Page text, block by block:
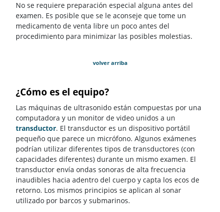
No se requiere preparación especial alguna antes del
examen. Es posible que se le aconseje que tome un
medicamento de venta libre un poco antes del
procedimiento para minimizar las posibles molestias.
volver arriba
¿Cómo es el equipo?
Las máquinas de ultrasonido están compuestas por una
computadora y un monitor de video unidos a un
transductor. El transductor es un dispositivo portátil
pequeño que parece un micrófono. Algunos exámenes
podrían utilizar diferentes tipos de transductores (con
capacidades diferentes) durante un mismo examen. El
transductor envía ondas sonoras de alta frecuencia
inaudibles hacia adentro del cuerpo y capta los ecos de
retorno. Los mismos principios se aplican al sonar
utilizado por barcos y submarinos.